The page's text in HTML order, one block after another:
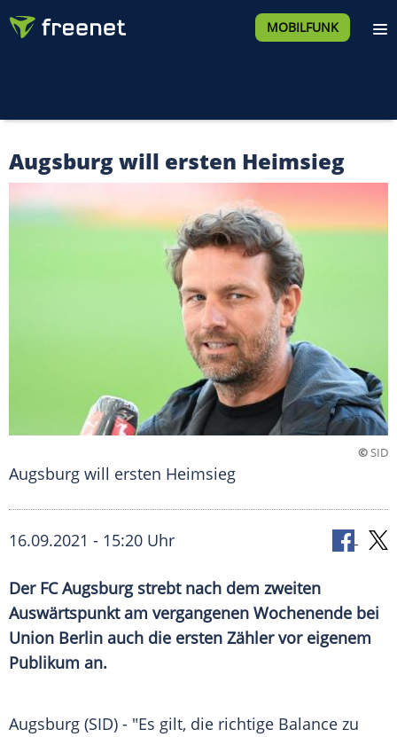
MOBILFUNK
Augsburg will ersten Heimsieg
©SID
Augsburg will ersten Heimsieg
16.09.2021 - 15:20 Uhr
Der FC Augsburgstrebt nach dem zweiten
Auswärtspunktam vergangenen Wochenende bei
Union Berlin auch die ersten Zähler vor eigenem
Publikum an.
Augsburg (SID) - "Es gilt, die richtige Balance zu